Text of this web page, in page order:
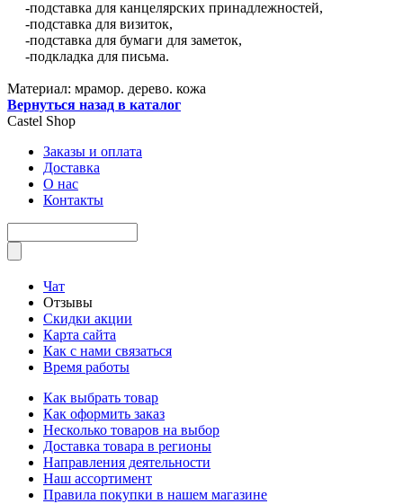
-подставка для канцелярских принадлежностей,
-подставка для визиток,
-подставка для бумаги для заметок,
-подкладка для письма.
Материал: мрамор. дерево. кожа
Вернуться назад в каталог
Castel Shop
Заказы и оплата
Доставка
О нас
Контакты
Чат
Отзывы
Скидки акции
Карта сайта
Как с нами связаться
Время работы
Как выбрать товар
Как оформить заказ
Несколько товаров на выбор
Доставка товара в регионы
Направления деятельности
Наш ассортимент
Правила покупки в нашем магазине